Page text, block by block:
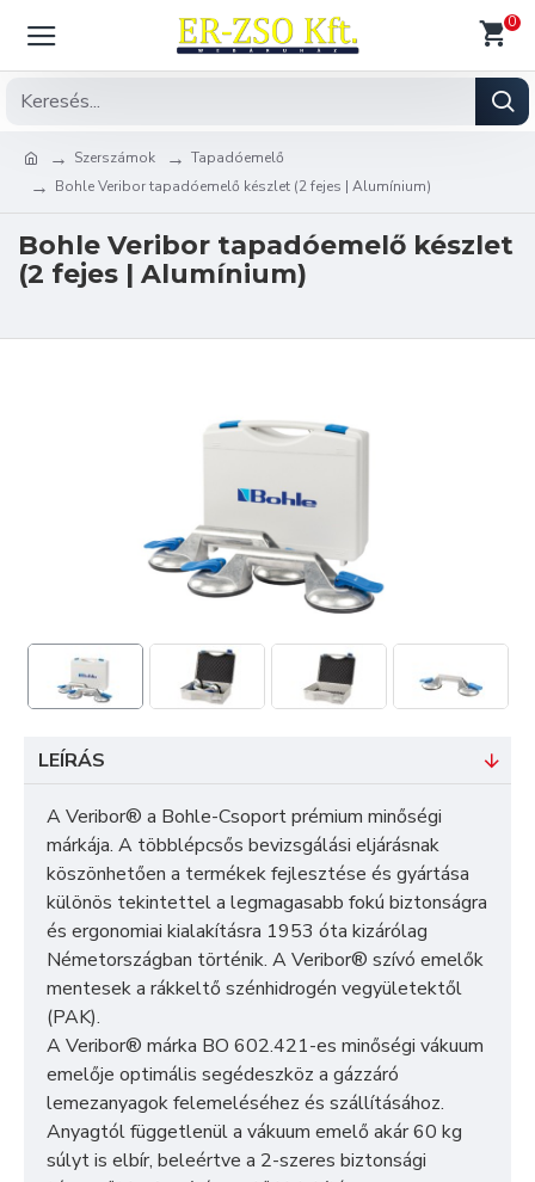
0
Szerszámok
Tapadóemelő
Bohle Veribor tapadóemelő készlet (2 fejes | Alumínium)
Bohle Veribor tapadóemelő készlet
(2 fejes | Alumínium)
LEÍRÁS
A Veribor® a Bohle-Csoport prémium minőségi
márkája. A többlépcsős bevizsgálási eljárásnak
köszönhetően a termékek fejlesztése és gyártása
különös tekintettel a legmagasabb fokú biztonságra
és ergonomiai kialakításra 1953 óta kizárólag
Németországban történik. A Veribor® szívó emelők
mentesek a rákkeltő szénhidrogén vegyületektől
(PAK).
A Veribor® márka BO 602.421-es minőségi vákuum
emelője optimális segédeszköz a gázzáró
lemezanyagok felemeléséhez és szállításához.
Anyagtól függetlenül a vákuum emelő akár 60 kg
súlyt is elbír, beleértve a 2-szeres biztonsági